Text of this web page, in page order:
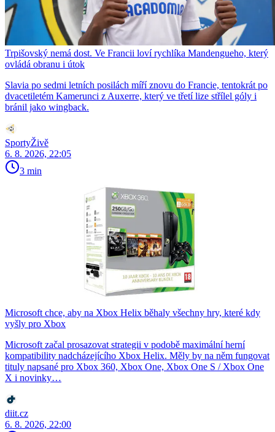
Trpišovský nemá dost. Ve Francii loví rychlíka Mandengueho, který
ovládá obranu i útok
Slavia po sedmi letních posilách míří znovu do Francie, tentokrát po
dvacetiletém Kamerunci z Auxerre, který ve třetí lize střílel góly i
bránil jako wingback.
SportyŽivě
6. 8. 2026, 22:05
3 min
Microsoft chce, aby na Xbox Helix běhaly všechny hry, které kdy
vyšly pro Xbox
Microsoft začal prosazovat strategii v podobě maximální herní
kompatibility nadcházejícího Xbox Helix. Měly by na něm fungovat
tituly napsané pro Xbox 360, Xbox One, Xbox One S / Xbox One
X i novinky…
diit.cz
6. 8. 2026, 22:00